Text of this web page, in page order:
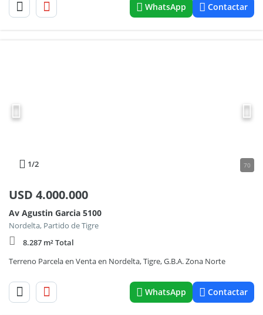
WhatsApp Contactar
1/2 70
USD 4.000.000
Av Agustin Garcia 5100
Nordelta, Partido de Tigre
8.287 m² Total
Terreno Parcela en Venta en Nordelta, Tigre, G.B.A. Zona Norte
WhatsApp Contactar